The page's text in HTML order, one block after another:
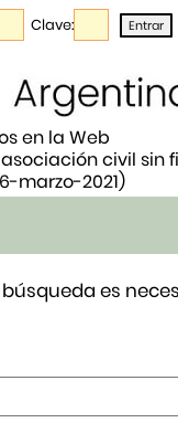
Clave:
en la Web
civil sin
marzo-2021)
es